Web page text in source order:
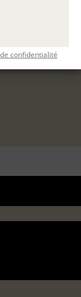
confidentialité